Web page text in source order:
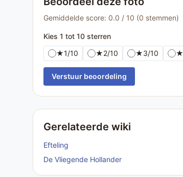
Gemiddelde score: 0.0 / 10 (0 stemmen)
Kies 1 tot 10 sterren
★1/10 ★2/10 ★3/10 ★
Verstuur beoordeling
Gerelateerde wiki
Efteling
De Vliegende Hollander